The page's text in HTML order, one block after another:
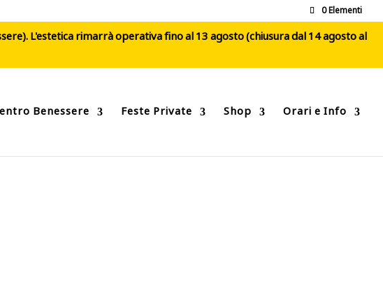
0 Elementi
L'estetica rimarrà operativa fino al 13 agosto (chiusura dal 14 agosto al
Benessere Feste Private Shop Orari e Info